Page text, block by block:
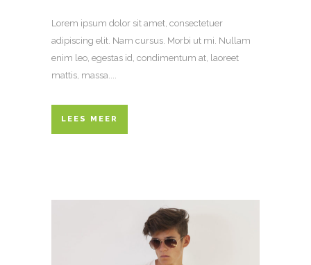
Lorem ipsum dolor sit amet, consectetuer
adipiscing elit. Nam cursus. Morbi ut mi. Nullam
enim leo, egestas id, condimentum at, laoreet
mattis, massa....
LEES MEER